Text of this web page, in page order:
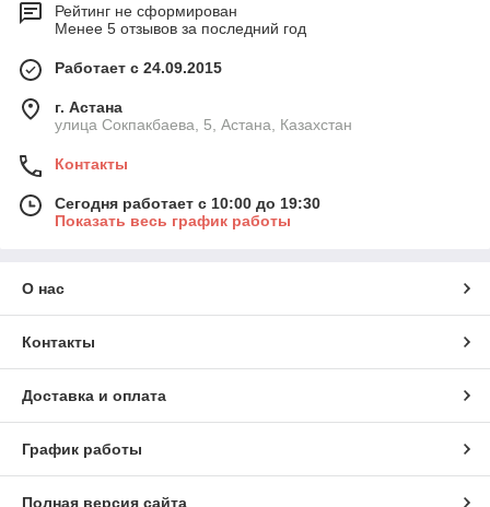
Рейтинг не сформирован
Менее 5 отзывов за последний год
Работает с 24.09.2015
г. Астана
улица Сокпакбаева, 5, Астана, Казахстан
Контакты
Сегодня работает с 10:00 до 19:30
Показать весь график работы
О нас
Контакты
Доставка и оплата
График работы
Полная версия сайта